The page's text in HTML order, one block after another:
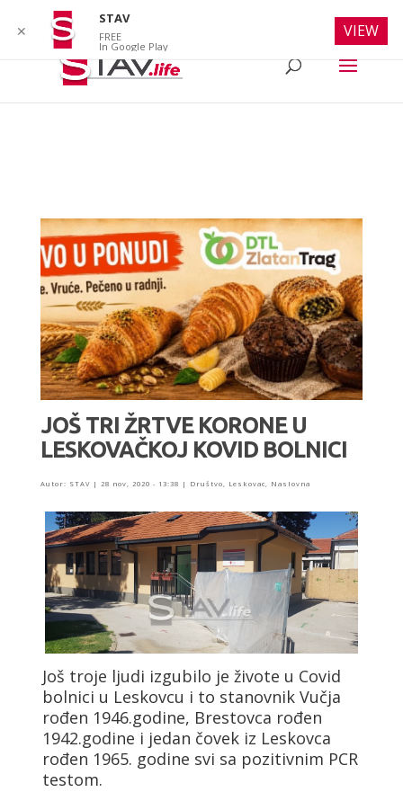
JOŠ TRI ŽRTVE KORONE U
LESKOVAČKOJ KOVID BOLNICI
Autor: STAV| 28 nov, 2020 - 13:38 | Društvo Leskovac Naslovna
Još troje ljudi izgubilo je živote u Covid
bolnici u Leskovcu i to stanovnik Vučja
rođen 1946.godine, Brestovca rođen
1942.godine i jedan čovek iz Leskovca
rođen 1965. godine svi sa pozitivnim PCR
testom.
✕
STAV
FREE
In Google Play
VIEW